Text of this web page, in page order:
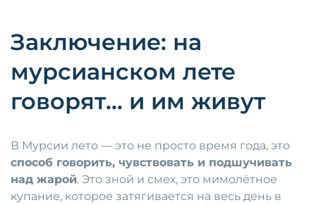
Заключение: на
мурсианском лете
говорят… и им живут
В Мурсии лето — это не просто время года, это
способ говорить, чувствовать и подшучивать
над жарой. Это зной и смех, это мимолётное
купание, которое затягивается на весь день в